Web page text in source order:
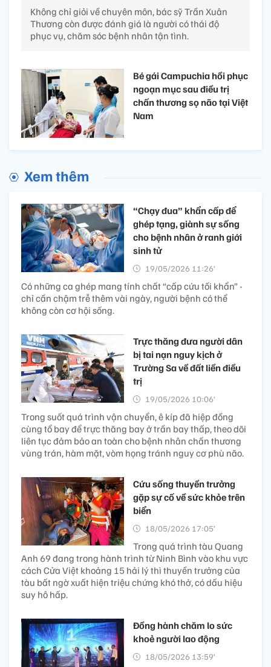
Không chỉ giỏi về chuyên môn, bác sỹ Trần Xuân
Thương còn được đánh giá là người có thái độ
phục vụ, chăm sóc bệnh nhân tận tình.
Bé gái Campuchia hồi phục
ngoạn mục sau điều trị
chấn thương sọ não tại Việt
Nam
Xem thêm
“Chạy đua” khẩn cấp để
ghép tạng, giành sự sống
cho bệnh nhân ở ranh giới
sinh tử
19/05/2026 11:26’
Có những ca ghép mang tính chất “cấp cứu tối khẩn” -
chỉ cần chậm trễ thêm vài ngày, người bệnh có thể
không còn cơ hội sống.
Trực thăng đưa người dân
bị tai nạn nguy kịch ở
Trường Sa về đất liền điều
trị
19/05/2026 10:06’
Trong suốt quá trình vận chuyển, ê kíp đã hiệp đồng
cùng tổ bay để trực thăng bay ở trần bay thấp, theo dõi
liên tục đảm bảo an toàn cho bệnh nhân chấn thương
vùng trán, hàm mặt, vòm họng tránh nguy cơ phù não.
Cứu sống thuyền trưởng
gặp sự cố về sức khỏe trên
biển
18/05/2026 17:05’
Trong quá trình tàu Quang
Anh 69 đang trong hành trình từ Ninh Bình vào khu vực
cách Cửa Việt khoảng 15 hải lý thì thuyền trưởng của
tàu bất ngờ xuất hiện triệu chứng khó thở, có dấu hiệu
suy hô hấp.
Đồng hành chăm lo sức
khoẻ người lao động
18/05/2026 13:59’